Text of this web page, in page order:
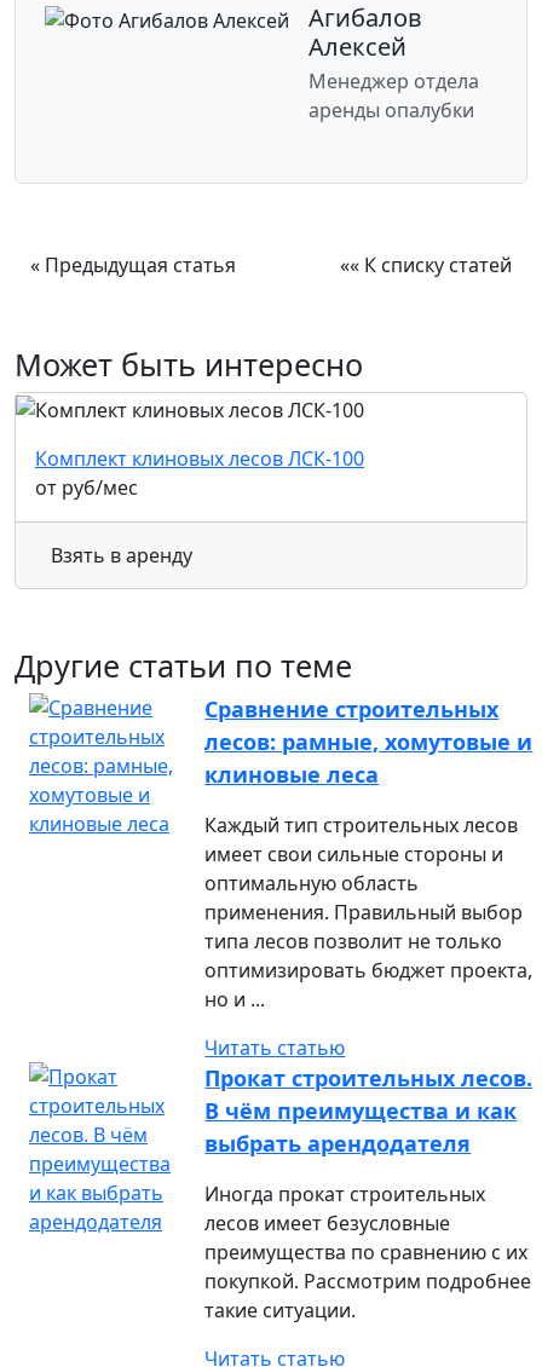
Агибалов
Алексей
Менеджер отдела
аренды опалубки
« Предыдущая статья «« К списку статей
Может быть интересно
Комплект клиновых лесов ЛСК-100
от руб/мес
Взять в аренду
Другие статьи по теме
Сравнение строительных
лесов: рамные, хомутовые и
клиновые леса
Каждый тип строительных лесов
имеет свои сильные стороны и
оптимальную область
применения. Правильный выбор
типа лесов позволит не только
оптимизировать бюджет проекта,
но и ...
Читать статью
Прокат строительных лесов.
В чём преимущества и как
выбрать арендодателя
Иногда прокат строительных
лесов имеет безусловные
преимущества по сравнению с их
покупкой. Рассмотрим подробнее
такие ситуации.
Читать статью